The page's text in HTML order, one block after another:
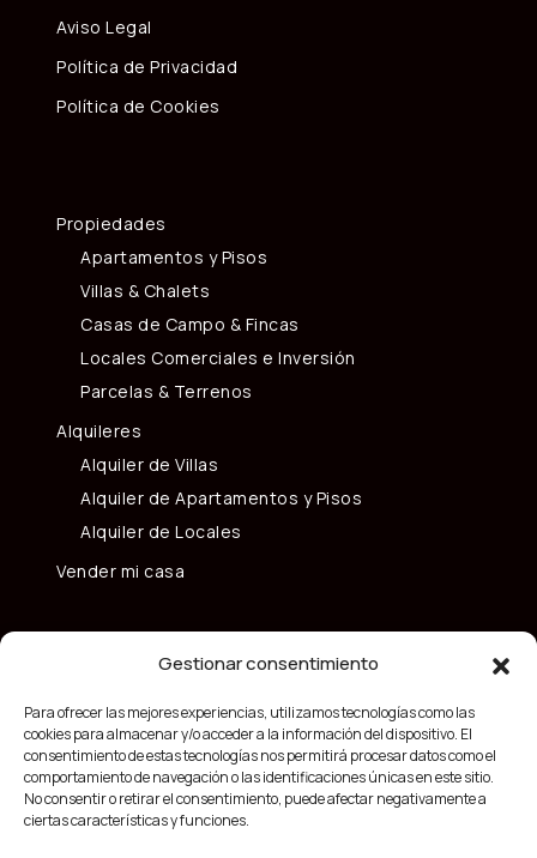
Gestionar consentimiento
Para ofrecer las mejores experiencias, utilizamos tecnologías como las
cookies para almacenar y/o acceder a la información del dispositivo. El
consentimiento de estas tecnologías nos permitirá procesar datos como el
comportamiento de navegación o las identificaciones únicas en este sitio.
No consentir o retirar el consentimiento, puede afectar negativamente a
ciertas características y funciones.
Aviso Legal
Política de Privacidad
Política de Cookies
Propiedades
Apartamentos y Pisos
Villas & Chalets
Casas de Campo & Fincas
Locales Comerciales e Inversión
Parcelas & Terrenos
Alquileres
Alquiler de Villas
Alquiler de Apartamentos y Pisos
Alquiler de Locales
Vender mi casa